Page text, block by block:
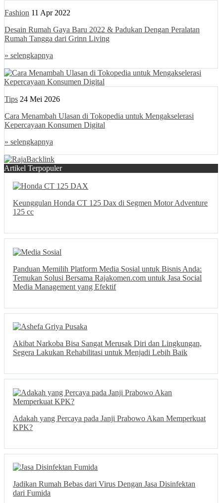
Fashion 11 Apr 2022
Desain Rumah Gaya Baru 2022 & Padukan Dengan Peralatan
Rumah Tangga dari Grinn Living
» selengkapnya
Tips 24 Mei 2026
Cara Menambah Ulasan di Tokopedia untuk Mengakselerasi
Kepercayaan Konsumen Digital
» selengkapnya
Artikel Terpopuler
Keunggulan Honda CT 125 Dax di Segmen Motor Adventure
125 cc
Panduan Memilih Platform Media Sosial untuk Bisnis Anda:
Temukan Solusi Bersama Rajakomen.com untuk Jasa Social
Media Management yang Efektif
Akibat Narkoba Bisa Sangat Merusak Diri dan Lingkungan,
Segera Lakukan Rehabilitasi untuk Menjadi Lebih Baik
Adakah yang Percaya pada Janji Prabowo Akan Memperkuat
KPK?
Jadikan Rumah Bebas dari Virus Dengan Jasa Disinfektan
dari Fumida